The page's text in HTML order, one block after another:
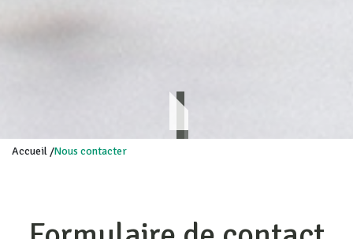
Accueil /Nous contacter